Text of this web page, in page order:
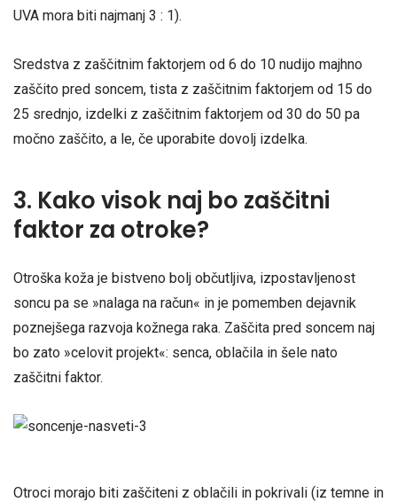
UVA mora biti najmanj 3 : 1).
Sredstva z zaščitnim faktorjem od 6 do 10 nudijo majhno
zaščito pred soncem, tista z zaščitnim faktorjem od 15 do
25 srednjo, izdelki z zaščitnim faktorjem od 30 do 50 pa
močno zaščito, a le, če uporabite dovolj izdelka.
3. Kako visok naj bo zaščitni
faktor za otroke?
Otroška koža je bistveno bolj občutljiva, izpostavljenost
soncu pa se »nalaga na račun« in je pomemben dejavnik
poznejšega razvoja kožnega raka. Zaščita pred soncem naj
bo zato »celovit projekt«: senca, oblačila in šele nato
zaščitni faktor.
Otroci morajo biti zaščiteni z oblačili in pokrivali (iz temne in